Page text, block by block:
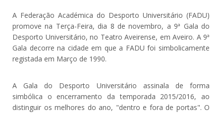
A Federação Académica do Desporto Universitário (FADU)
promove na Terça-Feira, dia 8 de novembro, a 9ª Gala do
Desporto Universitário, no Teatro Aveirense, em Aveiro. A 9ª
Gala decorre na cidade em que a FADU foi simbolicamente
registada em Março de 1990.
A Gala do Desporto Universitário assinala de forma
simbólica o encerramento da temporada 2015/2016, ao
distinguir os melhores do ano, "dentro e fora de portas". O